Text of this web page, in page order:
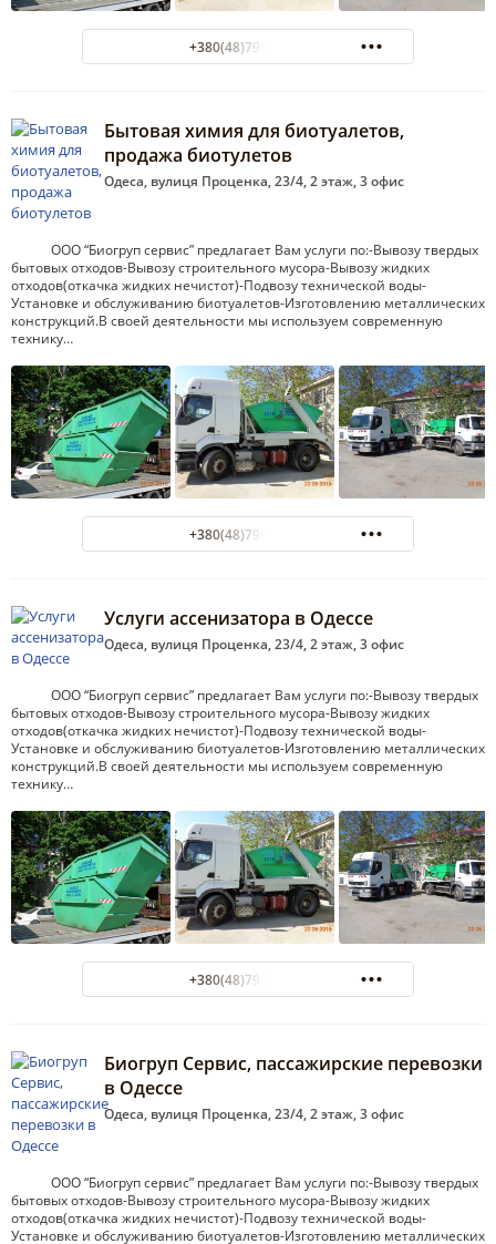
+380(48)798-66-38
Бытовая химия для биотуалетов,
продажа биотулетов
Одеса, вулиця Проценка, 23/4, 2 этаж, 3 офис
ООО “Биогруп сервис” предлагает Вам услуги по:-Вывозу твердых
бытовых отходов-Вывозу строительного мусора-Вывозу жидких
отходов(откачка жидких нечистот)-Подвозу технической воды-
Установке и обслуживанию биотуалетов-Изготовлению металлических
конструкций.В своей деятельности мы используем современную
технику…
+380(48)798-66-38
Услуги ассенизатора в Одессе
Одеса, вулиця Проценка, 23/4, 2 этаж, 3 офис
ООО “Биогруп сервис” предлагает Вам услуги по:-Вывозу твердых
бытовых отходов-Вывозу строительного мусора-Вывозу жидких
отходов(откачка жидких нечистот)-Подвозу технической воды-
Установке и обслуживанию биотуалетов-Изготовлению металлических
конструкций.В своей деятельности мы используем современную
технику…
+380(48)798-66-38
Биогруп Сервис, пассажирские перевозки
в Одессе
Одеса, вулиця Проценка, 23/4, 2 этаж, 3 офис
ООО “Биогруп сервис” предлагает Вам услуги по:-Вывозу твердых
бытовых отходов-Вывозу строительного мусора-Вывозу жидких
отходов(откачка жидких нечистот)-Подвозу технической воды-
Установке и обслуживанию биотуалетов-Изготовлению металлических